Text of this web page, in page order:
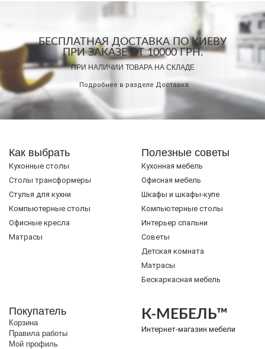
БЕСПЛАТНАЯ ДОСТАВКА ПО КИЕВУ
ПРИ ЗАКАЗЕ ОТ 10000 ГРН.
ПРИ НАЛИЧИИ ТОВАРА НА СКЛАДЕ
Подробнее в разделе Доставка
Как выбрать
Кухонные столы
Cтолы трансформеры
Стулья для кухни
Компьютерные столы
Офисные кресла
Матрасы
Полезные советы
Кухонная мебель
Офисная мебель
Шкафы и шкафы-купе
Компьютерные столы
Интерьер спальни
Советы
Детская комната
Матрасы
Бескаркасная мебель
Покупатель
Корзина
Правила работы
Мой профиль
К-МЕБЕЛЬ™
Интернет-магазин мебели